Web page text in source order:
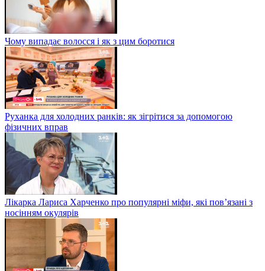
Чому випадає волосся і як з цим боротися
Руханка для холодних ранків: як зігрітися за допомогою
фізичних вправ
Лікарка Лариса Харченко про популярні міфи, які пов’язані з
носінням окулярів